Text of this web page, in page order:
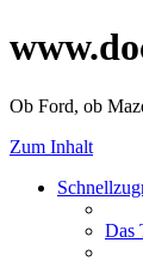
Ob Ford, ob
Zum Inhalt
Das